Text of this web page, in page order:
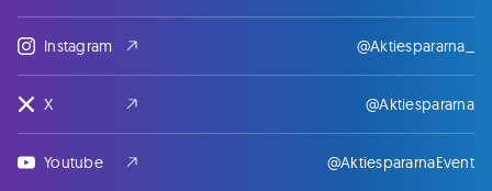
Instagram @Aktiespararna_
X @Aktiespararna
Youtube @AktiespararnaEvent